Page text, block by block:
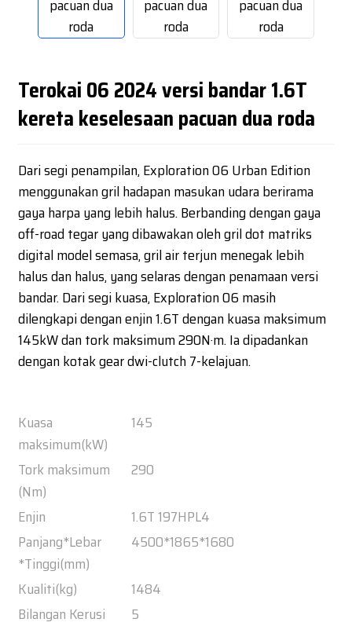
Terokai 06 2024 versi bandar 1.6T
kereta keselesaan pacuan dua roda
Dari segi penampilan, Exploration 06 Urban Edition
menggunakan gril hadapan masukan udara berirama
gaya harpa yang lebih halus. Berbanding dengan gaya
off-road tegar yang dibawakan oleh gril dot matriks
digital model semasa, gril air terjun menegak lebih
halus dan halus, yang selaras dengan penamaan versi
bandar. Dari segi kuasa, Exploration 06 masih
dilengkapi dengan enjin 1.6T dengan kuasa maksimum
145kW dan tork maksimum 290N·m. Ia dipadankan
dengan kotak gear dwi-clutch 7-kelajuan.
Kuasa
maksimum(kW)
145
Tork maksimum
(Nm)
290
Enjin
1.6T 197HPL4
Panjang*Lebar
*Tinggi(mm)
4500*1865*1680
Kualiti(kg)
1484
Bilangan Kerusi
5